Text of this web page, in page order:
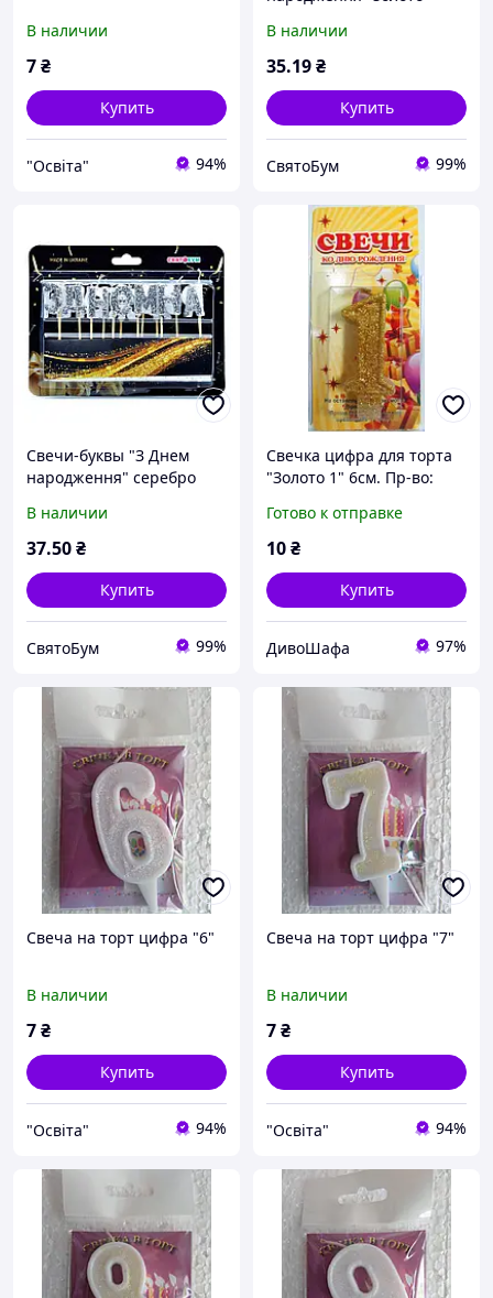
В наличии
7₴
Купить
"Освіта" 94%
В наличии
35.19₴
Купить
СвятоБум 99%
Свечи-буквы "З Днем
народження" серебро
В наличии
37.50₴
Купить
СвятоБум 99%
Свечка цифра для торта
"Золото 1" 6см. Пр-во:
Готово к отправке
10₴
Купить
ДивоШафа 97%
Свеча на торт цифра "6"
В наличии
7₴
Купить
"Освіта" 94%
Свеча на торт цифра "7"
В наличии
7₴
Купить
"Освіта" 94%